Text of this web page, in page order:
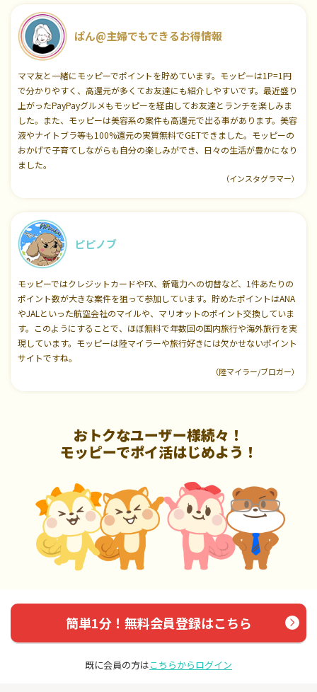
ぱん@主婦でもできるお得情報
ママ友と一緒にモッピーでポイントを貯めています。モッピーは1P=1円
で分かりやすく、高還元が多くてお友達にも紹介しやすいです。最近盛り
上がったPayPayグルメもモッピーを経由してお友達とランチを楽しみま
した。また、モッピーは美容系の案件も高還元で出る事があります。美容
液やナイトブラ等も100%還元の実質無料でGETできました。モッピーの
おかげで子育てしながらも自分の楽しみができ、日々の生活が豊かになり
ました。
（インスタグラマー）
ピピノブ
モッピーではクレジットカードやFX、新電力への切替など、1件あたりの
ポイント数が大きな案件を狙って参加しています。貯めたポイントはANA
やJALといった航空会社のマイルや、マリオットのポイント交換していま
す。このようにすることで、ほぼ無料で年数回の国内旅行や海外旅行を実
現しています。モッピーは陸マイラーや旅行好きには欠かせないポイント
サイトですね。
（陸マイラー/ブロガー）
おトクなユーザー様続々！
モッピーでポイ活はじめよう！
簡単1分！無料会員登録はこちら
既に会員の方はこちらからログイン